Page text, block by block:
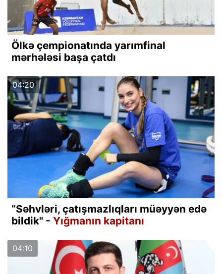
Ölkə çempionatında yarımfinal
mərhələsi başa çatdı
04:20
“Səhvləri, çatışmazlıqları müəyyən edə
bildik" - Yığmanın kapitanı
04:10